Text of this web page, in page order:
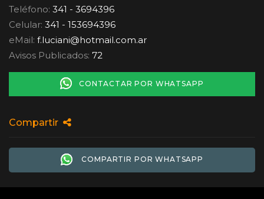
Teléfono: 341 - 3694396
Celular: 341 - 153694396
eMail: f.luciani@hotmail.com.ar
Avisos Publicados: 72
CONTACTAR POR WHATSAPP
Compartir
COMPARTIR POR WHATSAPP